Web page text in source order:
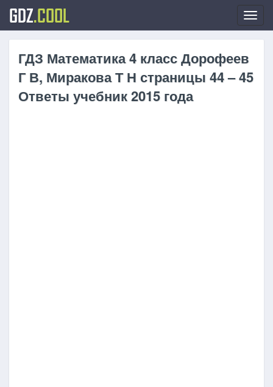
GDZ.COOL
ГДЗ Математика 4 класс Дорофеев
Г В, Миракова Т Н страницы 44 – 45
Ответы учебник 2015 года